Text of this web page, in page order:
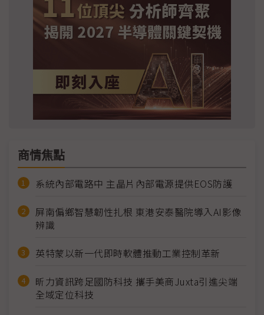
商情焦點
系統內部電路中 主晶片內部電源提供EOS防護
屏南偏鄉智慧韌性扎根 東港安泰醫院導入AI影像
辨識
英特蒙以新一代即時軟體推動工業控制革新
昕力資訊跨足國防科技 攜手美商Juxta引進尖端
全域定位科技